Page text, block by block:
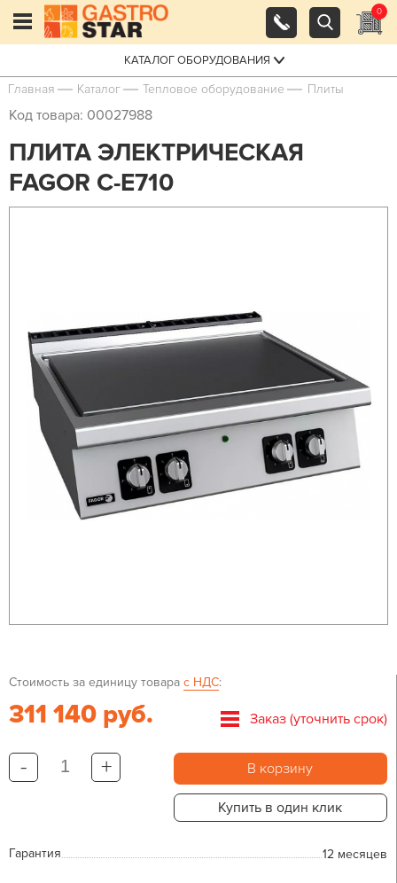
0
КАТАЛОГ ОБОРУДОВАНИЯ
Главная Каталог Тепловое оборудование Плиты
Код товара: 00027988
ПЛИТА ЭЛЕКТРИЧЕСКАЯ
FAGOR C-E710
Стоимость за единицу товара с НДС:
311 140 руб. Заказ (уточнить срок)
- + В корзину
Купить в один клик
Гарантия 12 месяцев